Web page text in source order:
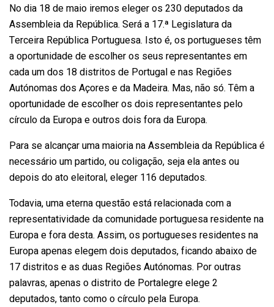
No dia 18 de maio iremos eleger os 230 deputados da
Assembleia da República. Será a 17.ª Legislatura da
Terceira República Portuguesa. Isto é, os portugueses têm
a oportunidade de escolher os seus representantes em
cada um dos 18 distritos de Portugal e nas Regiões
Autónomas dos Açores e da Madeira. Mas, não só. Têm a
oportunidade de escolher os dois representantes pelo
círculo da Europa e outros dois fora da Europa.
Para se alcançar uma maioria na Assembleia da República é
necessário um partido, ou coligação, seja ela antes ou
depois do ato eleitoral, eleger 116 deputados.
Todavia, uma eterna questão está relacionada com a
representatividade da comunidade portuguesa residente na
Europa e fora desta. Assim, os portugueses residentes na
Europa apenas elegem dois deputados, ficando abaixo de
17 distritos e as duas Regiões Autónomas. Por outras
palavras, apenas o distrito de Portalegre elege 2
deputados, tanto como o círculo pela Europa.